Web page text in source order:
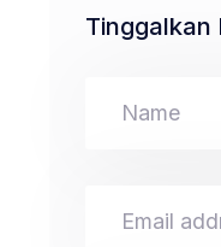
Tinggalkan